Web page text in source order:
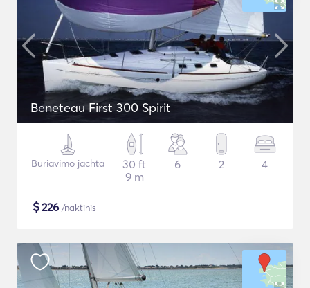
Beneteau First 300 Spirit
Buriavimo jachta
30 ft
9 m
6 2 4
$226 /naktinis